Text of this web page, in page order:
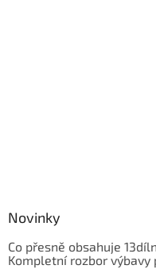
Novinky
Co přesně obsahuje
Kompletní rozbor výbavy